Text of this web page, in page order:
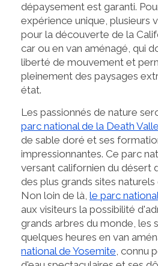
dépaysement est garanti.
expérience unique, plusieurs
pour la découverte de la
car ou en van aménagé, qui
liberté de mouvement et
pleinement des paysages
état.
Les passionnés de nature
parc national de la Death
de sable doré et ses
impressionnantes. Ce parc
versant californien du désert
des plus grands sites
Non loin de là, le parc
aux visiteurs la possibilité
grands arbres du monde, les
quelques heures en van
national de Yosemite, connu